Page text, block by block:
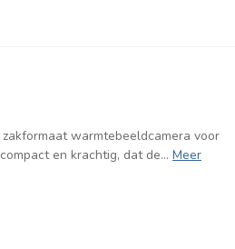
warmtebeeldcamera voor
en krachtig, dat de... Meer